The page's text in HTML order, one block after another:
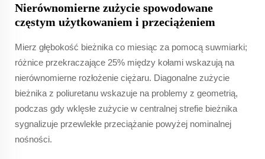
Nierównomierne zużycie spowodowane
częstym użytkowaniem i przeciążeniem
Mierz głębokość bieżnika co miesiąc za pomocą suwmiarki;
różnice przekraczające 25% między kołami wskazują na
nierównomierne rozłożenie ciężaru. Diagonalne zużycie
bieżnika z poliuretanu wskazuje na problemy z geometrią,
podczas gdy wklęsłe zużycie w centralnej strefie bieżnika
sygnalizuje przewlekłe przeciążanie powyżej nominalnej
nośności.